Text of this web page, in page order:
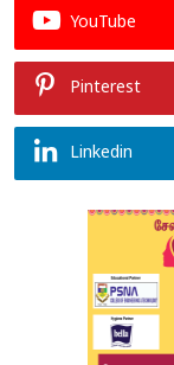
YouTube
Pinterest
Linkedin